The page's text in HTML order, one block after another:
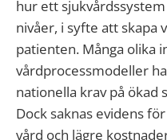
hur ett
nivåer, i syfte att skapa
patienten. Många olika
vårdprocessmodeller
nationella krav på
Dock saknas evidens
vård och lägre